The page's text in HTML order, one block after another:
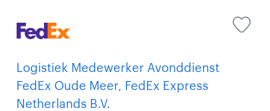
Logistiek Medewerker Avonddienst
FedEx Oude Meer, FedEx Express
Netherlands B.V.